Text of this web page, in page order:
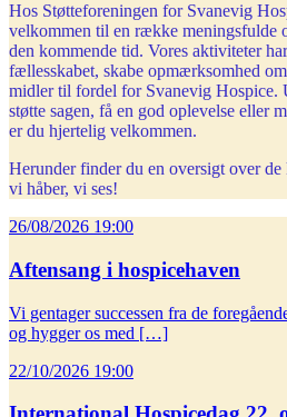
Hos Støtteforeningen for Svanevig
velkommen til en række meningsfulde
den kommende tid. Vores aktiviteter
fællesskabet, skabe opmærksomhed
midler til fordel for Svanevig Hospice.
støtte sagen, få en god oplevelse eller
er du hjertelig velkommen.
Herunder finder du en oversigt over de
vi håber, vi ses!
26/08/2026 19:00
Aftensang i hospicehaven
Vi gentager successen fra de
og hygger os med […]
22/10/2026 19:00